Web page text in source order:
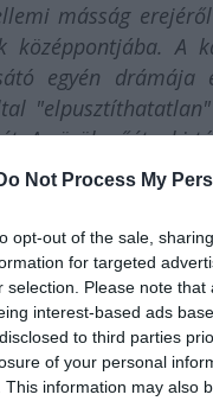
Not Process My
opt-out of the sale,
for targeted
selection. Please note
interest-based ads
to third parties
of your personal
This information may also
másság
középpontjába. A
egyén
Az örök nőét, aki
végzett 1993-
címzetes
sikerrel, de
mintLadányi
Rambert Dance
az Inspirációt.